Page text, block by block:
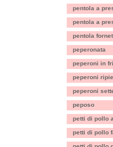
pentola a
pentola a
pentola
peperonata
peperoni in
peperoni
peperoni
peposo
petti di pollo
petti di pollo